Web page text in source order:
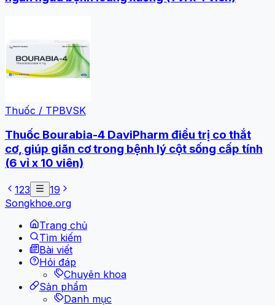
Thuốc / TPBVSK
Thuốc Bourabia-4 DaviPharm điều trị co thắt
cơ, giúp giãn cơ trong bệnh lý cột sống cấp tính
(6 vỉ x 10 viên)
123
19
Songkhoe.org
Trang chủ
Tìm kiếm
Bài viết
Hỏi đáp
Chuyên khoa
Sản phẩm
Danh mục